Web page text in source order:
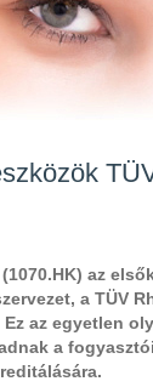
az
a TÜV
Ez az egyetlen
a